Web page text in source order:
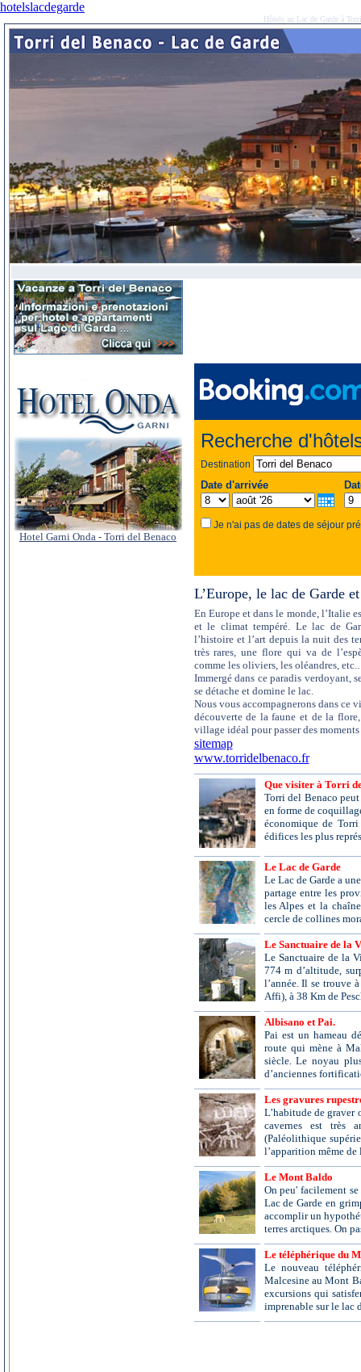
hotelslacdegarde
Hôtels au Lac de Garde à
Hotel Garni Onda - Torri del Benaco
Recherche
Destination
Date d'arrivée
Je n'ai pas de dates de séjour
L’Europe, le lac de Garde
En Europe et dans le monde, l’Italie
et le climat tempéré. Le lac de
l’histoire et l’art depuis la nuit des
très rares, une flore qui va de
comme les oliviers, les oléandres,
Immergé dans ce paradis verdoyant,
se détache et domine le lac.
Nous vous accompagnerons dans ce
découverte de la faune et de la
village idéal pour passer des
sitemap
www.torridelbenaco.fr
Que visiter à Torri
Torri del Benaco
en forme de
économique de
édifices les plus
Le Lac de Garde
Le Lac de Garde a
partage entre les
les Alpes et la
cercle de collines
Le Sanctuaire de la
Le Sanctuaire de la
774 m d’altitude,
l’année. Il se trouve
Affi), à 38 Km de
Albisano et Pai.
Pai est un hameau
route qui mène à
siècle. Le noyau
d’anciennes
Les gravures
L’habitude de graver
cavernes est très
(Paléolithique
l’apparition même de
Le Mont Baldo
On peu' facilement
Lac de Garde en
accomplir un
terres arctiques. On
Le téléphérique du
Le nouveau
Malcesine au Mont
excursions qui
imprenable sur le lac